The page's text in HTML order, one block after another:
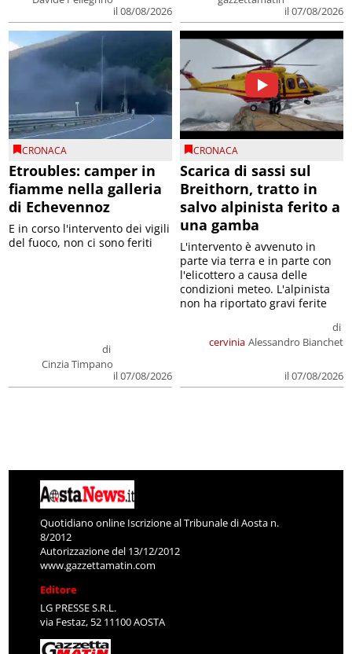
il 08/08/2026
il 07/08/2026
CRONACA
Etroubles: camper in
fiamme nella galleria
di Echevennoz
di
Cinzia Timpano
il 07/08/2026
E in corso l'intervento dei vigili
del fuoco, non ci sono feriti
CRONACA
Scarica di sassi sul
Breithorn, tratto in
salvo alpinista ferito a
una gamba
cervinia
di
Alessandro Bianchet
il 07/08/2026
L'intervento è avvenuto in
parte via terra e in parte con
l'elicottero a causa delle
condizioni meteo. L'alpinista
non ha riportato gravi ferite
Quotidiano online Iscrizione al Tribunale di Aosta n.
8/2012
Autorizzazione del 13/12/2012
www.gazzettamatin.com
Editore
LG PRESSE S.R.L.
via Festaz, 52 11100 AOSTA